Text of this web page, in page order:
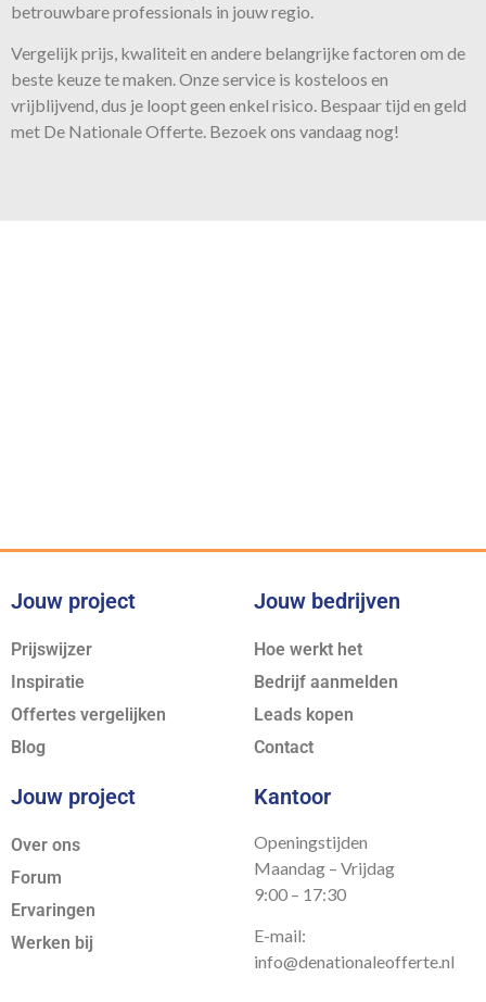
betrouwbare professionals in jouw regio.
Vergelijk prijs, kwaliteit en andere belangrijke factoren om de
beste keuze te maken. Onzeservice is kosteloos en
vrijblijvend, dus je loopt geen enkel risico. Bespaar tijd en geld
met De Nationale Offerte. Bezoek ons vandaag nog!
Jouw project
Prijswijzer
Inspiratie
Offertes vergelijken
Blog
Jouw bedrijven
Hoe werkt het
Bedrijf aanmelden
Leads kopen
Contact
Jouw project
Over ons
Forum
Ervaringen
Werken bij
Kantoor
Openingstijden
Maandag – Vrijdag
9:00 – 17:30
E-mail:
info@denationaleofferte.nl